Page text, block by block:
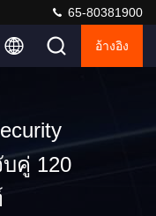
65-80381900
อ้างอิง
คู่ 120